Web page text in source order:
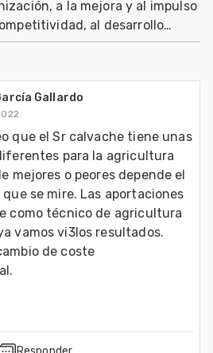
a la mejora y al impulso
al desarrollo
de los sectores agrario, ali
Gallardo
que el Sr calvache tiene unas
para la agricultura
mejores o peores depende el
se mire. Las aportaciones
como técnico de agricultura
vamos vi3los resultados.
de coste